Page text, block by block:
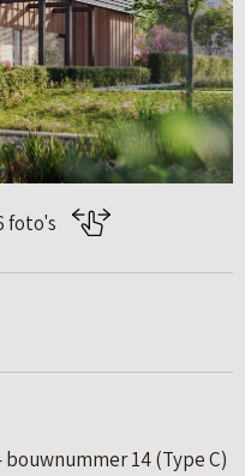
foto's
14 (Type C)